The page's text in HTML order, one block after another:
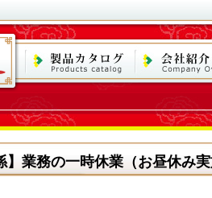
】業務の一時休業（お昼休み